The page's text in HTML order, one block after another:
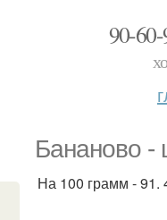
90-
Бананово -
На 100 грамм - 91.